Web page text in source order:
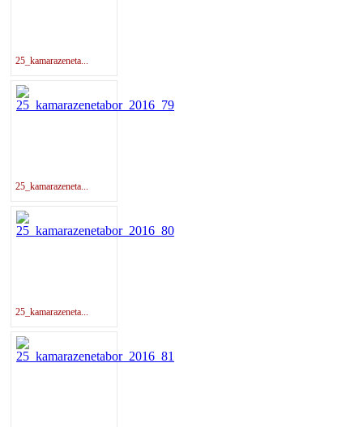
25_kamarazeneta...
25_kamarazeneta...
25_kamarazeneta...